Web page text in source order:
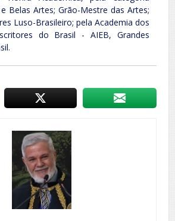
Belas Artes; Grão-Mestre das Artes;
Luso-Brasileiro; pela Academia dos
do Brasil - AIEB, Grandes